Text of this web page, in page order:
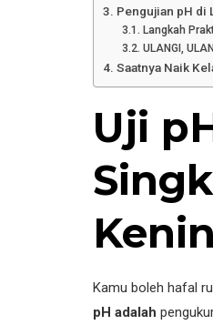
Pengujian pH di
Langkah
ULANGI,
Saatnya Naik
Uji
Kamu boleh hafal
pH adalah